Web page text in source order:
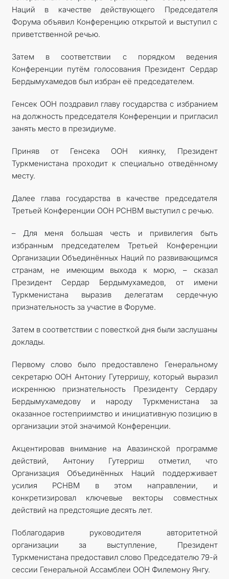
Наций в качестве действующего Председателя
Форума объявил Конференцию открытой и выступил с
приветственной речью.
Затем в соответствии с порядком ведения
Конференции путём голосования Президент Сердар
Бердымухамедов был избран её председателем.
Генсек ООН поздравил главу государства с избранием
на должность председателя Конференции и пригласил
занять место в президиуме.
Приняв от Генсека ООН киянку, Президент
Туркменистана проходит к специально отведённому
месту.
Далее глава государства в качестве председателя
Третьей Конференции ООН РСНВМ выступил с речью.
– Для меня большая честь и привилегия быть
избранным председателем Третьей Конференции
Организации Объединённых Наций по развивающимся
странам, не имеющим выхода к морю, – сказал
Президент Сердар Бердымухамедов, от имени
Туркменистана выразив делегатам сердечную
признательность за участие в Форуме.
Затем в соответствии с повесткой дня были заслушаны
доклады.
Первому слово было предоставлено Генеральному
секретарю ООН Антониу Гутерришу, который выразил
искреннюю признательность Президенту Сердару
Бердымухамедову и народу Туркменистана за
оказанное гостеприимство и инициативную позицию в
организации этой значимой Конференции.
Акцентировав внимание на Авазинской программе
действий, Антониу Гутерриш отметил, что
Организация Объединённых Наций поддерживает
усилия РСНВМ в этом направлении, и
конкретизировал ключевые векторы совместных
действий на предстоящие десять лет.
Поблагодарив руководителя авторитетной
организации за выступление, Президент
Туркменистана предоставил слово Председателю 79-й
сессии Генеральной Ассамблеи ООН Филемону Янгу.